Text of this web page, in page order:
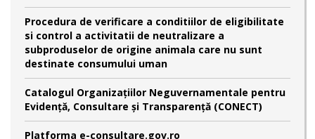
Procedura de verificare a conditiilor de eligibilitate
si control a activitatii de neutralizare a
subproduselor de origine animala care nu sunt
destinate consumului uman
Catalogul Organizațiilor Neguvernamentale pentru
Evidență, Consultare și Transparență (CONECT)
Platforma e-consultare.gov.ro